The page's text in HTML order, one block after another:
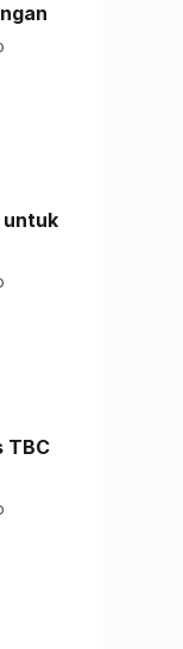
untuk
TBC